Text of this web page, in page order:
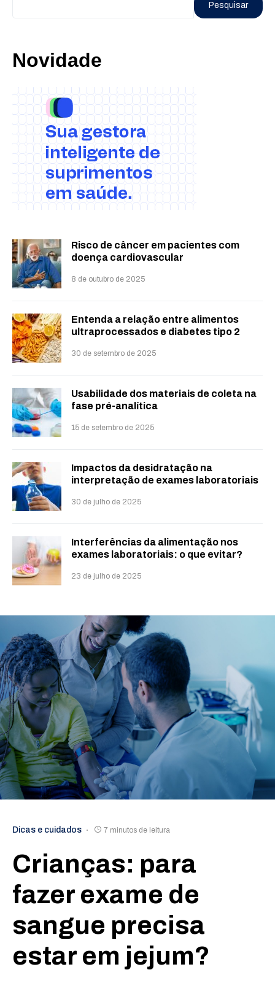
Pesquisar
Novidade
Risco de câncer em pacientes com
doença cardiovascular
8 de outubro de 2025
Entenda a relação entre alimentos
ultraprocessados e diabetes tipo 2
30 de setembro de 2025
Usabilidade dos materiais de coleta na
fase pré-analítica
15 de setembro de 2025
Impactos da desidratação na
interpretação de exames laboratoriais
30 de julho de 2025
Interferências da alimentação nos
exames laboratoriais: o que evitar?
23 de julho de 2025
Dicas e cuidados 7 minutos de leitura
Crianças: para
fazer exame de
sangue precisa
estar em jejum?